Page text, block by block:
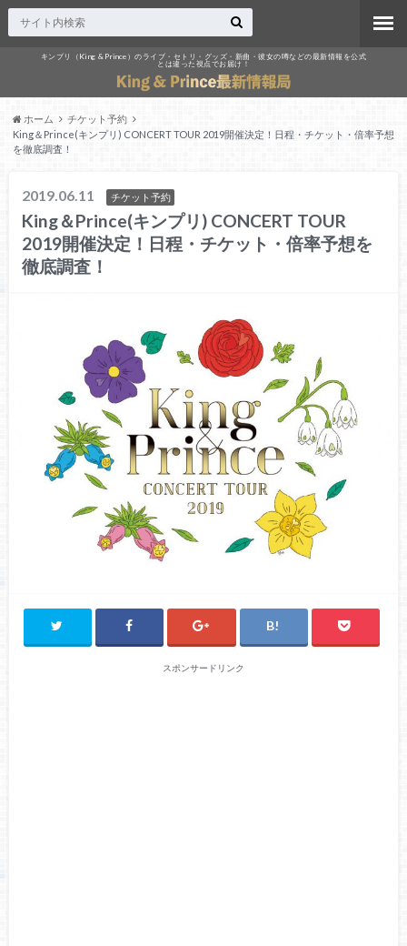
キンプリ（King & Prince）のライブ・セトリ・グッズ・新曲・彼女の噂などの最新情報を公式
とは違った視点でお届け！
ホーム
チケット予約
King＆Prince(キンプリ) CONCERT TOUR 2019開催決定！日程・チケット・倍率予想
を徹底調査！
2019.06.11 チケット予約
King＆Prince(キンプリ) CONCERT TOUR
2019開催決定！日程・チケット・倍率予想を
徹底調査！
スポンサードリンク